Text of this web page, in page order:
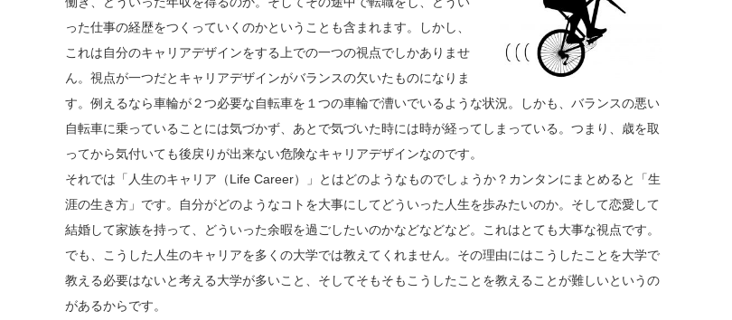
った仕事の経歴をつくっていくのかということも含まれます。しかし、
これは自分のキャリアデザインをする上での一つの視点でしかありませ
ん。視点が一つだとキャリアデザインがバランスの欠いたものになりま
す。例えるなら車輪が２つ必要な自転車を１つの車輪で漕いでいるような状況。しかも、バランスの悪い
自転車に乗っていることには気づかず、あとで気づいた時には時が経ってしまっている。つまり、歳を取
ってから気付いても後戻りが出来ない危険なキャリアデザインなのです。
それでは「人生のキャリア（Life Career）」とはどのようなものでしょうか？カンタンにまとめると「生
涯の生き方」です。自分がどのようなコトを大事にしてどういった人生を歩みたいのか。そして恋愛して
結婚して家族を持って、どういった余暇を過ごしたいのかなどなどなど。これはとても大事な視点です。
でも、こうした人生のキャリアを多くの大学では教えてくれません。その理由にはこうしたことを大学で
教える必要はないと考える大学が多いこと、そしてそもそもこうしたことを教えることが難しいというの
があるからです。